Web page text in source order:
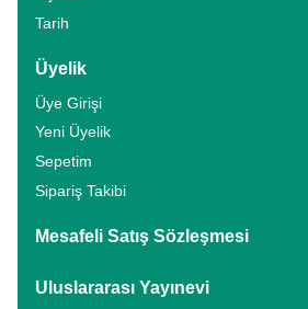
Tarih
Üyelik
Üye Girişi
Yeni Üyelik
Sepetim
Sipariş Takibi
Mesafeli Satış Sözleşmesi
Uluslararası Yayınevi